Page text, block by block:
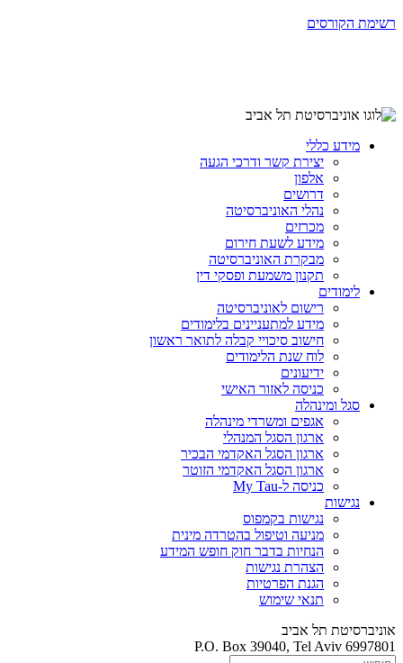
רשימת הקורסים
מידע כללי
יצירת קשר ודרכי הגעה
אלפון
דרושים
נהלי האוניברסיטה
מכרזים
מידע לשעת חירום
מבקרת האוניברסיטה
תקנון משמעת ופסקי דין
לימודים
רישום לאוניברסיטה
מידע למתעניינים בלימודים
חישוב סיכויי קבלה לתואר ראשון
לוח שנת הלימודים
ידיעונים
כניסה לאזור האישי
סגל ומינהלה
אגפים ומשרדי מינהלה
ארגון הסגל המנהלי
ארגון הסגל האקדמי הבכיר
ארגון הסגל האקדמי הזוטר
כניסה ל-My Tau
נגישות
נגישות בקמפוס
מניעה וטיפול בהטרדה מינית
הנחיות בדבר חוק חופש המידע
הצהרת נגישות
הגנת הפרטיות
תנאי שימוש
אוניברסיטת תל אביב
P.O. Box 39040, Tel Aviv 6997801